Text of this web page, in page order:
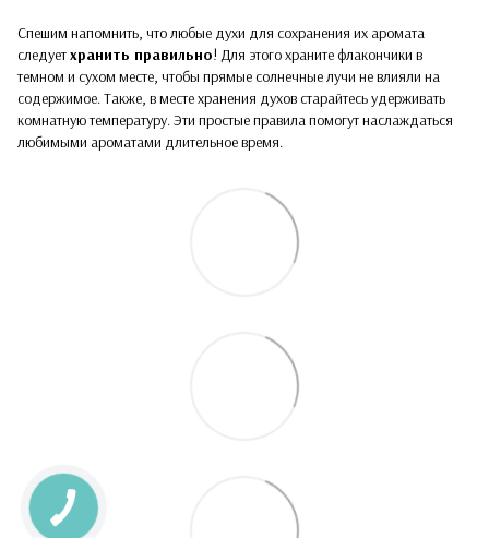
Спешим напомнить, что любые духи для сохранения их аромата
следуетхранить правильно! Для этого храните флакончики в
темном и сухом месте, чтобы прямые солнечные лучи не влияли на
содержимое. Также, в месте хранения духов старайтесь удерживать
комнатную температуру. Эти простые правила помогут наслаждаться
любимыми ароматами длительное время.